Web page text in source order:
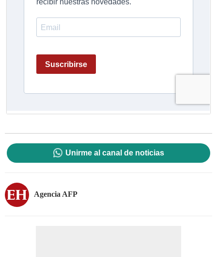
Unirme al canal de noticias
Agencia AFP